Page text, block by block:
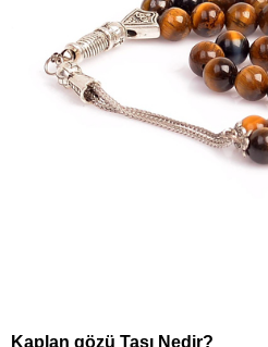
Kaplan gözü Taşı Nedir?